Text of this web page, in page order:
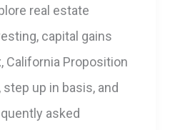
real estate
capital gains
California Proposition
step up in basis, and
asked